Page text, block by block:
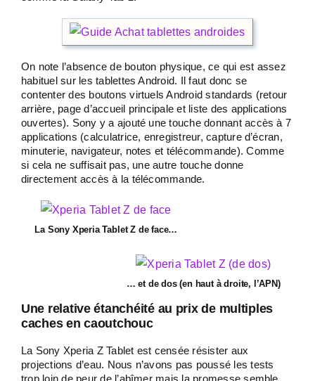
On note l’absence de bouton physique, ce qui est assez
habituel sur les tablettes Android. Il faut donc se
contenter des boutons virtuels Android standards (retour
arrière, page d’accueil principale et liste des applications
ouvertes). Sony y a ajouté une touche donnant accès à 7
applications (calculatrice, enregistreur, capture d’écran,
minuterie, navigateur, notes et télécommande). Comme
si cela ne suffisait pas, une autre touche donne
directement accès à la télécommande.
La Sony Xperia Tablet Z de face…
… et de dos (en haut à droite, l’APN)
Une relative étanchéité au prix de multiples
caches en caoutchouc
La Sony Xperia Z Tablet est censée résister aux
projections d’eau. Nous n’avons pas poussé les tests
trop loin de peur de l’abîmer mais la promesse semble